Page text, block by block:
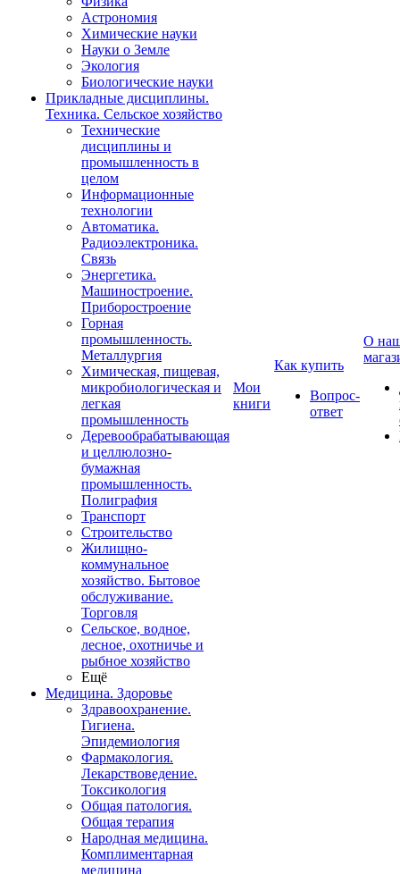
Астрономия
Химические науки
Науки о Земле
Экология
Биологические науки
Прикладные дисциплины.
Техника. Сельское хозяйство
Технические
дисциплины и
промышленность в
целом
Информационные
технологии
Автоматика.
Радиоэлектроника.
Связь
Энергетика.
Машиностроение.
Приборостроение
Горная
промышленность.
Металлургия
Химическая, пищевая,
микробиологическая и
легкая
промышленность
Деревообрабатывающая
и целлюлозно-
бумажная
промышленность.
Полиграфия
Транспорт
Строительство
Жилищно-
коммунальное
хозяйство. Бытовое
обслуживание.
Торговля
Сельское, водное,
лесное, охотничье и
рыбное хозяйство
Ещё
Медицина. Здоровье
Здравоохранение.
Гигиена.
Эпидемиология
Фармакология.
Лекарствоведение.
Токсикология
Общая патология.
Общая терапия
Народная медицина.
Комплиментарная
медицина
Мои
книги
Как купить
Вопрос-
ответ
О